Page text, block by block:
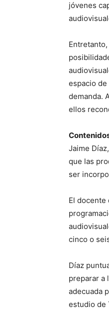
jóvenes
espacio
demanda.
ellos
Jaime
que las
ser
El docente
cinco o
Díaz
preparar a
adecuada
estudio de